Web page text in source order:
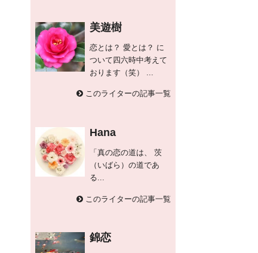
美遊樹
恋とは？ 愛とは？ に
ついて四六時中考えて
おります（笑） ...
このライターの記事一覧
Hana
「真の恋の道は、 茨
（いばら）の道であ
る...
このライターの記事一覧
錦恋